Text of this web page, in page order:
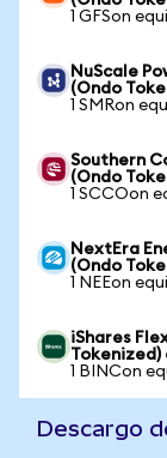
1 GFSon
NuScale
(Ondo
1 SMRon
Southern
(Ondo
1 SCCOon
NextEra
(Ondo
1 NEEon
iShares
Tokenized)
1 BINCon
Descargo